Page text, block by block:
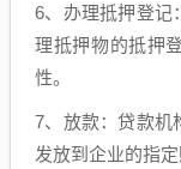
6、办理抵押登记
理抵押物的抵押
性。
7、放款：贷款机
发放到企业的指定